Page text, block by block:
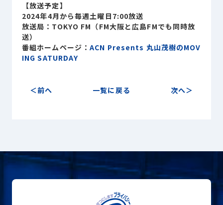
group 商談中のお客様
mail お問い合わせ
プライバシーポリシー
【放送予定】
2024年4月から毎週土曜日7:00放送
放送局：TOKYO FM（FM大阪と広島FMでも同時放
送）
番組ホームページ：ACN Presents 丸山茂樹のMOV
ING SATURDAY
前へ 一覧に戻る 次へ